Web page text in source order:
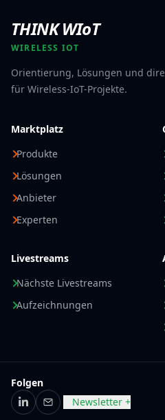
THINK WIoT
WIRELESS IOT
Orientierung, Lösungen und
für Wireless-IoT-Projekte.
Marktplatz
Produkte
Lösungen
Anbieter
Experten
Livestreams
Nächste Livestreams
Aufzeichnungen
Folgen
LinkedIn
E-MailNewsletter +